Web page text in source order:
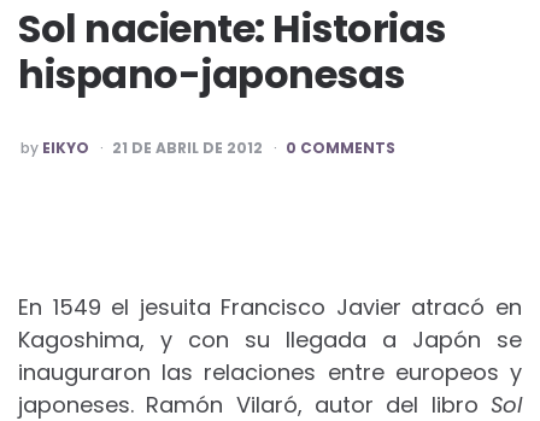
Sol naciente: Historias
hispano-japonesas
POSTED
BY
by EIKYO 21 DE ABRIL DE 2012 0 COMMENTS
En 1549 el jesuita Francisco Javier atracó en
Kagoshima, y con su llegada a Japón se
inauguraron las relaciones entre europeos y
japoneses. Ramón Vilaró, autor del libro Sol